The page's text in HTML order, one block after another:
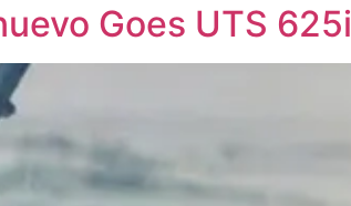
Goes UTS 625i